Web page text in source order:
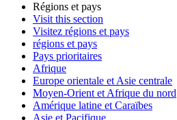
Régions et pays
Visit this section
Visitez régions et pays
régions et pays
Pays prioritaires
Afrique
Europe orientale et Asie centrale
Moyen-Orient et Afrique du nord
Amérique latine et Caraïbes